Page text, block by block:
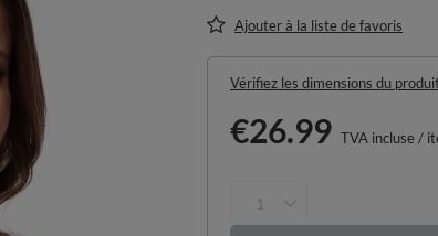
Ajouter à la liste de favoris
Vérifiez les dimensions du
€26.99 TVA incluse/